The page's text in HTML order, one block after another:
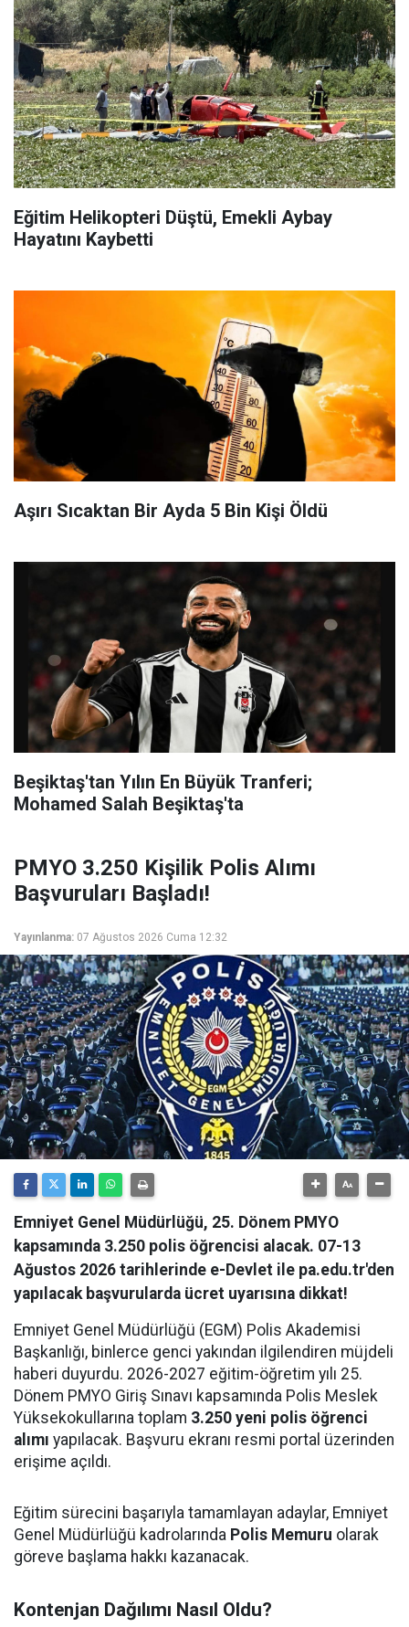
Eğitim Helikopteri Düştü, Emekli Aybay
Hayatını Kaybetti
Aşırı Sıcaktan Bir Ayda 5 Bin Kişi Öldü
Beşiktaş'tan Yılın En Büyük Tranferi;
Mohamed Salah Beşiktaş'ta
PMYO 3.250 Kişilik Polis Alımı
Başvuruları Başladı!
Yayınlanma: 07 Ağustos 2026 Cuma 12:32
Emniyet Genel Müdürlüğü, 25. Dönem PMYO
kapsamında 3.250 polis öğrencisi alacak. 07-13
Ağustos 2026 tarihlerinde e-Devlet ile pa.edu.tr'den
yapılacak başvurularda ücret uyarısına dikkat!
Emniyet Genel Müdürlüğü (EGM) Polis Akademisi
Başkanlığı, binlerce genci yakından ilgilendiren müjdeli
haberi duyurdu. 2026-2027 eğitim-öğretim yılı 25.
Dönem PMYO Giriş Sınavı kapsamında Polis Meslek
Yüksekokullarına toplam 3.250 yeni polis öğrenci
alımı yapılacak. Başvuru ekranı resmi portal üzerinden
erişime açıldı.
Eğitim sürecini başarıyla tamamlayan adaylar, Emniyet
Genel Müdürlüğü kadrolarında Polis Memuru olarak
göreve başlama hakkı kazanacak.
Kontenjan Dağılımı Nasıl Oldu?